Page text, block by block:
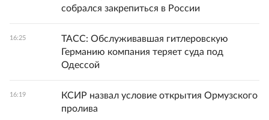
собрался закрепиться в России
16:25
ТАСС: Обслуживавшая гитлеровскую
Германию компания теряет суда под
Одессой
16:19
КСИР назвал условие открытия Ормузского
пролива